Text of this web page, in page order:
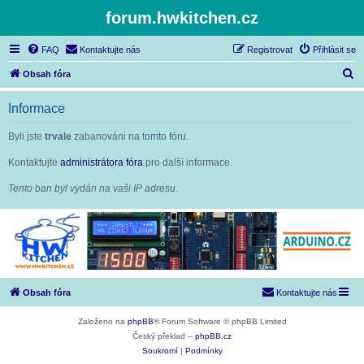
forum.hwkitchen.cz
FAQ Kontaktujte nás Přihlásit se
Registrovat
Obsah fóra
l
Informace
Byli jste trvale zabanováni na tomto fóru.
Kontaktujte administrátora fóra pro další informace.
Tento ban byl vydán na vaši IP adresu.
Obsah fóra Kontaktujte nás
Založeno na phpBB® Forum Software © phpBB Limited
Český překlad – phpBB.cz
Soukromí
Podmínky